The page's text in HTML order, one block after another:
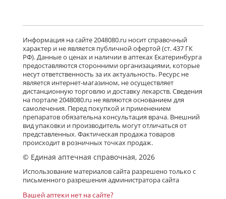
Информация на сайте 2048080.ru носит справочный
характер и не является публичной офертой (ст. 437 ГК
РФ). Данные о ценах и наличии в аптеках Екатеринбурга
предоставляются сторонними организациями, которые
несут ответственность за их актуальность. Ресурс не
является интернет-магазином, не осуществляет
дистанционную торговлю и доставку лекарств. Сведения
на портале 2048080.ru не являются основанием для
самолечения. Перед покупкой и применением
препаратов обязательна консультация врача. Внешний
вид упаковки и производитель могут отличаться от
представленных. Фактическая продажа товаров
происходит в розничных точках продаж.
© Единая аптечная справочная, 2026
Использование материалов сайта разрешено только с
письменного разрешения администратора сайта
Вашей аптеки нет на сайте?